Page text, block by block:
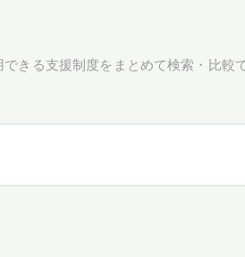
きる支援制度をまとめて検索・比較